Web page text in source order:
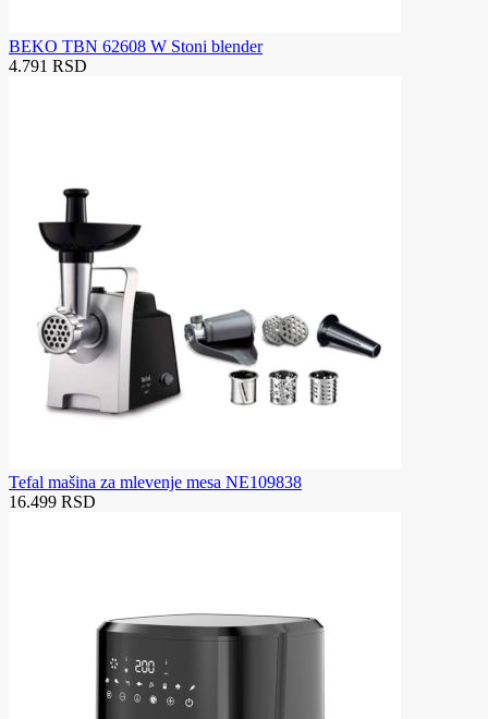
BEKO TBN 62608 W Stoni blender
4.791 RSD
Tefal mašina za mlevenje mesa NE109838
16.499 RSD